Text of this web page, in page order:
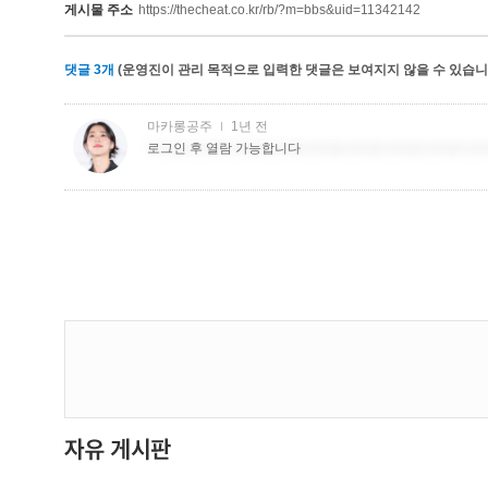
게시물 주소 https://thecheat.co.kr/rb/?m=bbs&uid=11342142
댓글 3개 (운영진이 관리 목적으로 입력한 댓글은 보여지지 않을 수 있습